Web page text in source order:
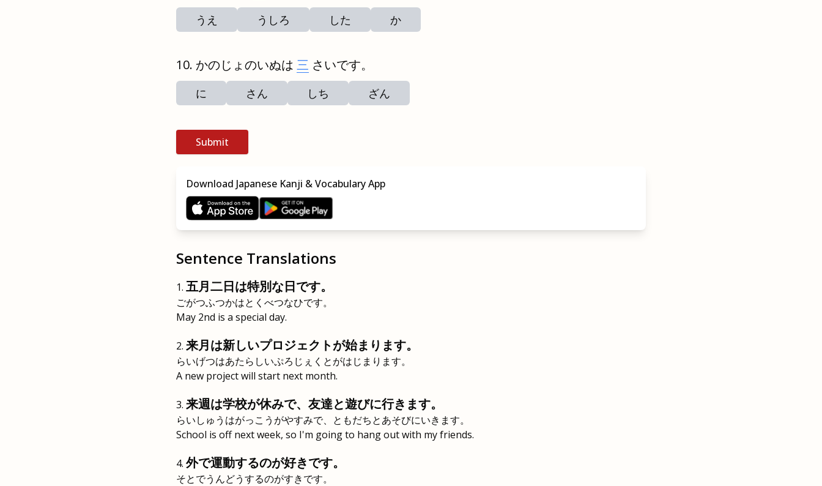
うえ うしろ した か
かのじょのいぬは 三 さいです。
に さん しち ざん
Submit
Download Japanese Kanji & Vocabulary App
Sentence Translations
五月二日は特別な日です。
ごがつふつかはとくべつなひです。
May 2nd is a special day.
来月は新しいプロジェクトが始まります。
らいげつはあたらしいぷろじぇくとがはじまります。
A new project will start next month.
来週は学校が休みで、友達と遊びに行きます。
らいしゅうはがっこうがやすみで、ともだちとあそびにいきます。
School is off next week, so I'm going to hang out with my friends.
外で運動するのが好きです。
そとでうんどうするのがすきです。